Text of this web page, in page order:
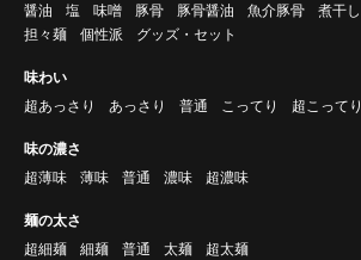
醤油
塩 味噌 豚骨 豚骨醤油 魚介豚骨 煮干し
担々麺
個性派 グッズ・セット
味わい
超あっさり
あっさり 普通 こってり 超こってり
味の濃さ
超薄味
薄味 普通 濃味 超濃味
麺の太さ
超細麺
細麺 普通 太麺 超太麺